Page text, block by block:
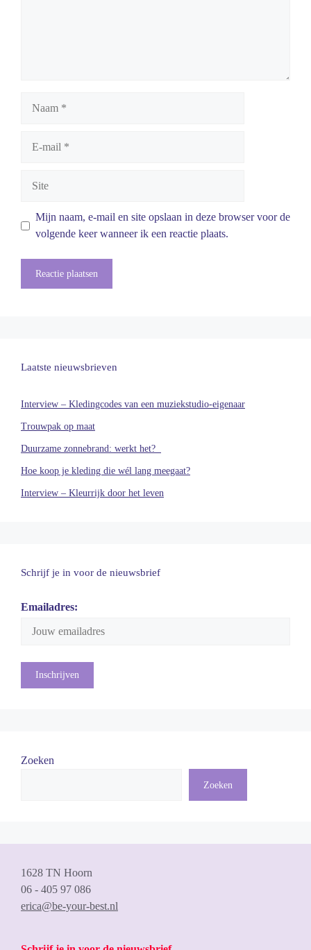
Mijn naam, e-mail en site opslaan in deze browser voor de
volgende keer wanneer ik een reactie plaats.
Laatste nieuwsbrieven
Interview – Kledingcodes van een muziekstudio-eigenaar
Trouwpak op maat
Duurzame zonnebrand: werkt het?
Hoe koop je kleding die wél lang meegaat?
Interview – Kleurrijk door het leven
Schrijf je in voor de nieuwsbrief
Emailadres:
Zoeken
Zoeken
1628 TN Hoorn
06 - 405 97 086
erica@be-your-best.nl